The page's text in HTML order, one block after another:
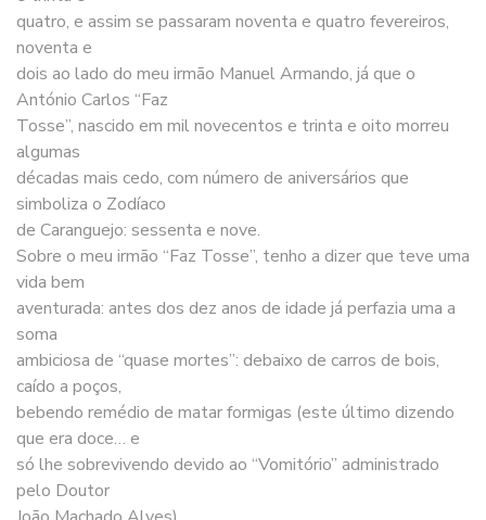
quatro, e assim se passaram noventa e quatro fevereiros,
noventa e
dois ao lado do meu irmão Manuel Armando, já que o
António Carlos “Faz
Tosse”, nascido em mil novecentos e trinta e oito morreu
algumas
décadas mais cedo, com número de aniversários que
simboliza o Zodíaco
de Caranguejo: sessenta e nove.
Sobre o meu irmão “Faz Tosse”, tenho a dizer que teve uma
vida bem
aventurada: antes dos dez anos de idade já perfazia uma a
soma
ambiciosa de “quase mortes”: debaixo de carros de bois,
caído a poços,
bebendo remédio de matar formigas (este último dizendo
que era doce… e
só lhe sobrevivendo devido ao “Vomitório” administrado
pelo Doutor